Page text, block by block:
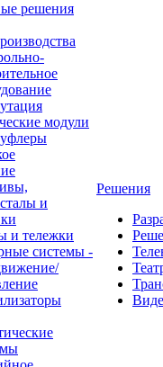
решения
модули
и
и тележки
системы -
Решения